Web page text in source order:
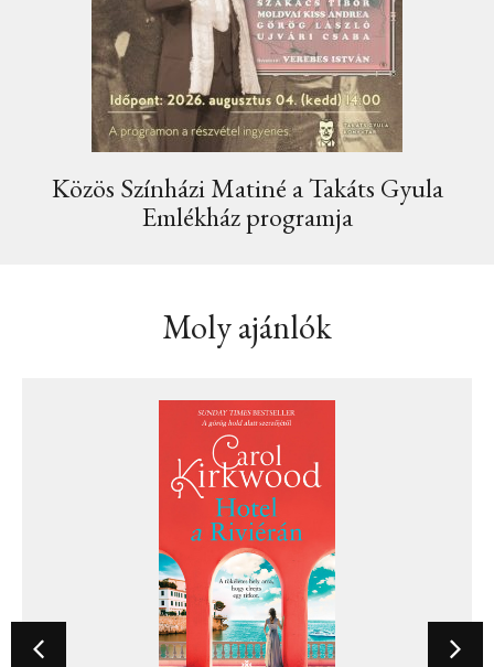
Közös Színházi Matiné a Takáts Gyula
Emlékház programja
Moly ajánlók